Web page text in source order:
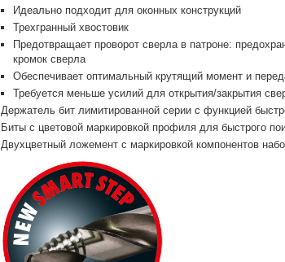
Идеально подходит для оконных конструкций
Трехгранный хвостовик
Предотвращает проворот сверла в патроне:
кромок сверла
Обеспечивает оптимальный крутящий момент и
Требуется меньше усилий для открытия/закрытия
Держатель бит лимитированной серии с функцией
Биты с цветовой маркировкой профиля для быстрого
Двухцветный ложемент с маркировкой компонентов